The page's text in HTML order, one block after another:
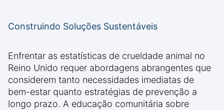
Construindo Soluções Sustentáveis
Enfrentar as estatísticas de crueldade animal no
Reino Unido requer abordagens abrangentes que
considerem tanto necessidades imediatas de
bem-estar quanto estratégias de prevenção a
longo prazo. A educação comunitária sobre